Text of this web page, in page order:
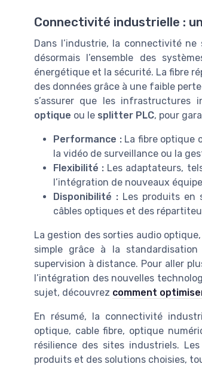
Connectivité industrielle :
Dans l’industrie, la connectivité
désormais l’ensemble des
énergétique et la sécurité. La fibre
des données grâce à une faible
s’assurer que les infrastructures
optique ou le splitter PLC, pour
Performance :La fibre optique
la vidéo de surveillance ou la
Flexibilité : Les adaptateurs,
l’intégration de nouveaux
Disponibilité :Les produits en
câbles optiques et des
La gestion des sorties audio
simple grâce à la
supervision à distance. Pour aller
l’intégration des nouvelles
sujet, découvrez comment
En résumé, la connectivité
optique, cable fibre, optique
résilience des sites industriels.
produits et des solutions choisies,